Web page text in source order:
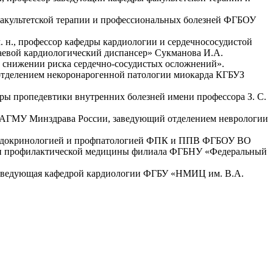
терапии и профессиональных болезней ФГБОУ
профессор кафедры кардиологии и сердечнососудистой
кардиологический диспансер» Сукманова И.А.
риска сердечно-сосудистых осложнений».
некоронарогенной патологии миокарда КГБУЗ
пропедевтики внутренних болезней имени профессора З. С.
Минздрава России, заведующий отделением неврологии
и профпатологией ФПК и ППВ ФГБОУ ВО
профилактической медицины филиала ФГБНУ «Федеральный
кафедрой кардиологии ФГБУ «НМИЦ им. В.А.